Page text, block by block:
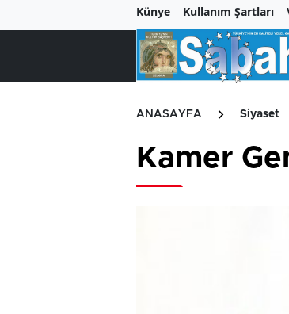
Künye Kullanım Şartları
ANASAYFA Siyaset
Kamer